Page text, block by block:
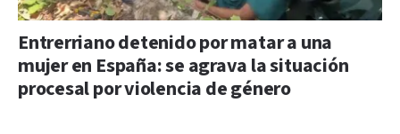
Entrerriano detenido por matar a una
mujer en España: se agrava la situación
procesal por violencia de género